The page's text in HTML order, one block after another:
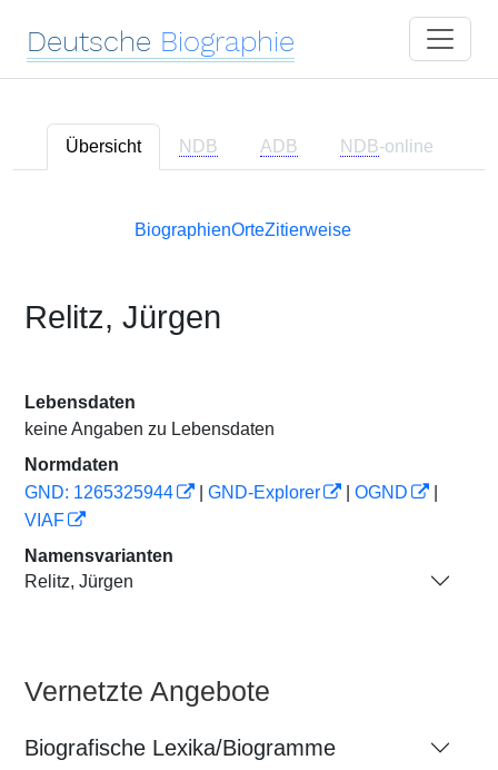
Deutsche Biographie
Übersicht NDB ADB NDB-online
BiographienOrteZitierweise
Relitz, Jürgen
Lebensdaten
keine Angaben zu Lebensdaten
Normdaten
GND: 1265325944
GND-Explorer OGND
VIAF
Namensvarianten
Relitz, Jürgen
Vernetzte Angebote
Biografische Lexika/Biogramme